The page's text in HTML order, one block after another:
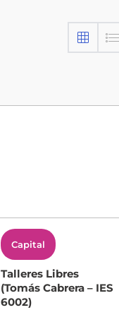
Capital
Talleres Libres
(Tomás Cabrera – IES
6002)